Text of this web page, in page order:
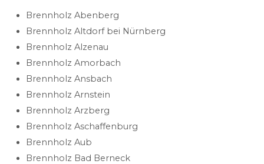
Brennholz Abenberg
Brennholz Altdorf bei Nürnberg
Brennholz Alzenau
Brennholz Amorbach
Brennholz Ansbach
Brennholz Arnstein
Brennholz Arzberg
Brennholz Aschaffenburg
Brennholz Aub
Brennholz Bad Berneck